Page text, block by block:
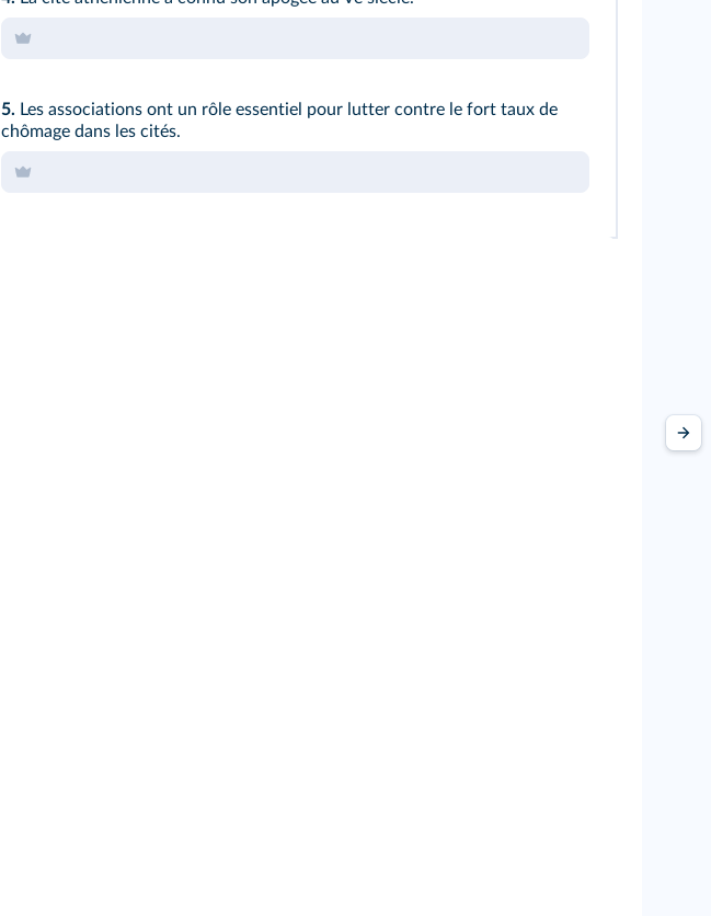
5. Les associations ont un rôle essentiel pour lutter contre le fort taux de
chômage dans les cités.